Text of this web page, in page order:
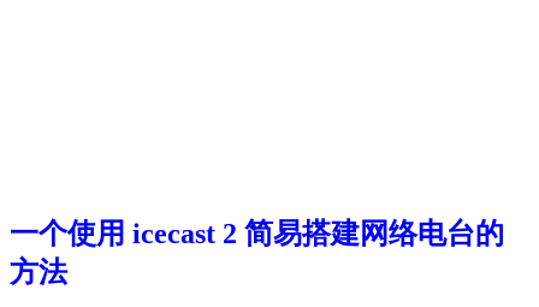
一个使用 icecast 2 简易搭建网络电台的
方法